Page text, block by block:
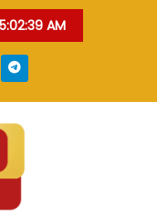
5:02:41 AM